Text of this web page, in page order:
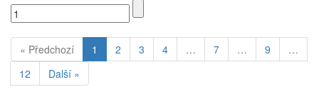
« Předchozí 1 2 3 4 … 7 … 9
…
12
Další »